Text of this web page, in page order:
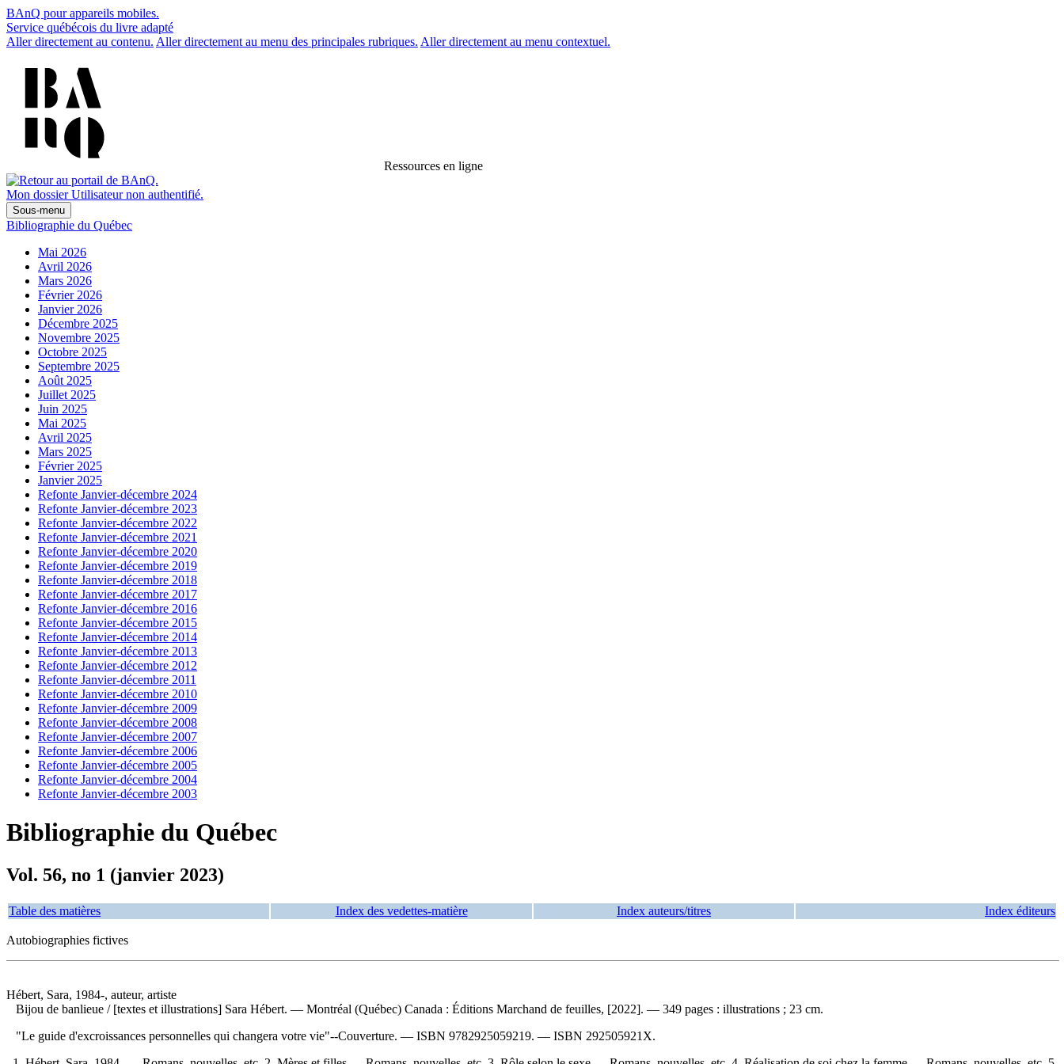
BAnQ pour appareils mobiles.
Service québécois du livre adapté
Aller directement au contenu. Aller directement au menu des principales rubriques. Aller directement au menu contextuel.
Ressources en ligne
Mon dossier Utilisateur non authentifié.
Sous-menu
Bibliographie du Québec
Mai 2026
Avril 2026
Mars 2026
Février 2026
Janvier 2026
Décembre 2025
Novembre 2025
Octobre 2025
Septembre 2025
Août 2025
Juillet 2025
Juin 2025
Mai 2025
Avril 2025
Mars 2025
Février 2025
Janvier 2025
Refonte Janvier-décembre 2024
Refonte Janvier-décembre 2023
Refonte Janvier-décembre 2022
Refonte Janvier-décembre 2021
Refonte Janvier-décembre 2020
Refonte Janvier-décembre 2019
Refonte Janvier-décembre 2018
Refonte Janvier-décembre 2017
Refonte Janvier-décembre 2016
Refonte Janvier-décembre 2015
Refonte Janvier-décembre 2014
Refonte Janvier-décembre 2013
Refonte Janvier-décembre 2012
Refonte Janvier-décembre 2011
Refonte Janvier-décembre 2010
Refonte Janvier-décembre 2009
Refonte Janvier-décembre 2008
Refonte Janvier-décembre 2007
Refonte Janvier-décembre 2006
Refonte Janvier-décembre 2005
Refonte Janvier-décembre 2004
Refonte Janvier-décembre 2003
Bibliographie du Québec
Vol. 56, no 1 (janvier 2023)
Table des matières Index des vedettes-matière Index auteurs/titres Index éditeurs
Autobiographies fictives
Hébert, Sara, 1984-, auteur, artiste
Bijou de banlieue / [textes et illustrations] Sara Hébert. — Montréal (Québec) Canada : Éditions Marchand de feuilles, [2022]. — 349 pages : illustrations ; 23 cm.
"Le guide d'excroissances personnelles qui changera votre vie"--Couverture. — ISBN 9782925059219. — ISBN 292505921X.